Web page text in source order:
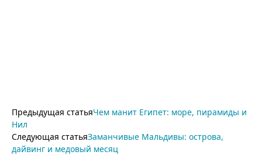
Предыдущая статьяЧем манит Египет: море, пирамиды и
Нил
Следующая статьяЗаманчивые Мальдивы: острова,
дайвинг и медовый месяц